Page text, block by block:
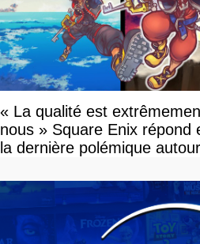
« La qualité est
nous » Square Enix répond
la dernière polémique